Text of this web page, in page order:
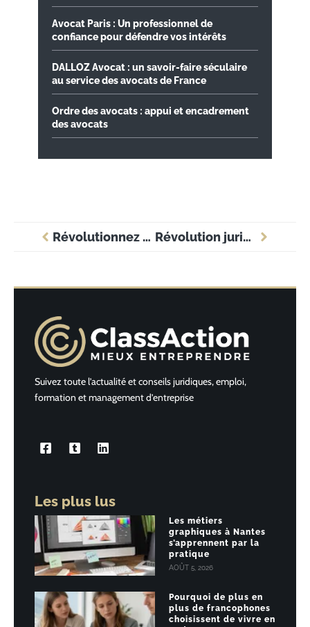
Avocat Paris : Un professionnel de
confiance pour défendre vos intérêts
DALLOZ Avocat : un savoir-faire séculaire
au service des avocats de France
Ordre des avocats : appui et encadrement
des avocats
Révolutionnez votre entreprise avec des techniques de gestion méconnues Révolution juridique : quelles nouvelles lois transforment votre entreprise ?
Suivez toute l’actualité et conseils juridiques, emploi,
formation et management d’entreprise
Les plus lus
Les métiers
graphiques à Nantes
s’apprennent par la
pratique
AOÛT 5, 2026
Pourquoi de plus en
plus de francophones
choisissent de vivre en